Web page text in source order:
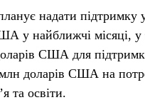
надати підтримку
у найближчі місяці, у
США для
доларів США на
та освіти.